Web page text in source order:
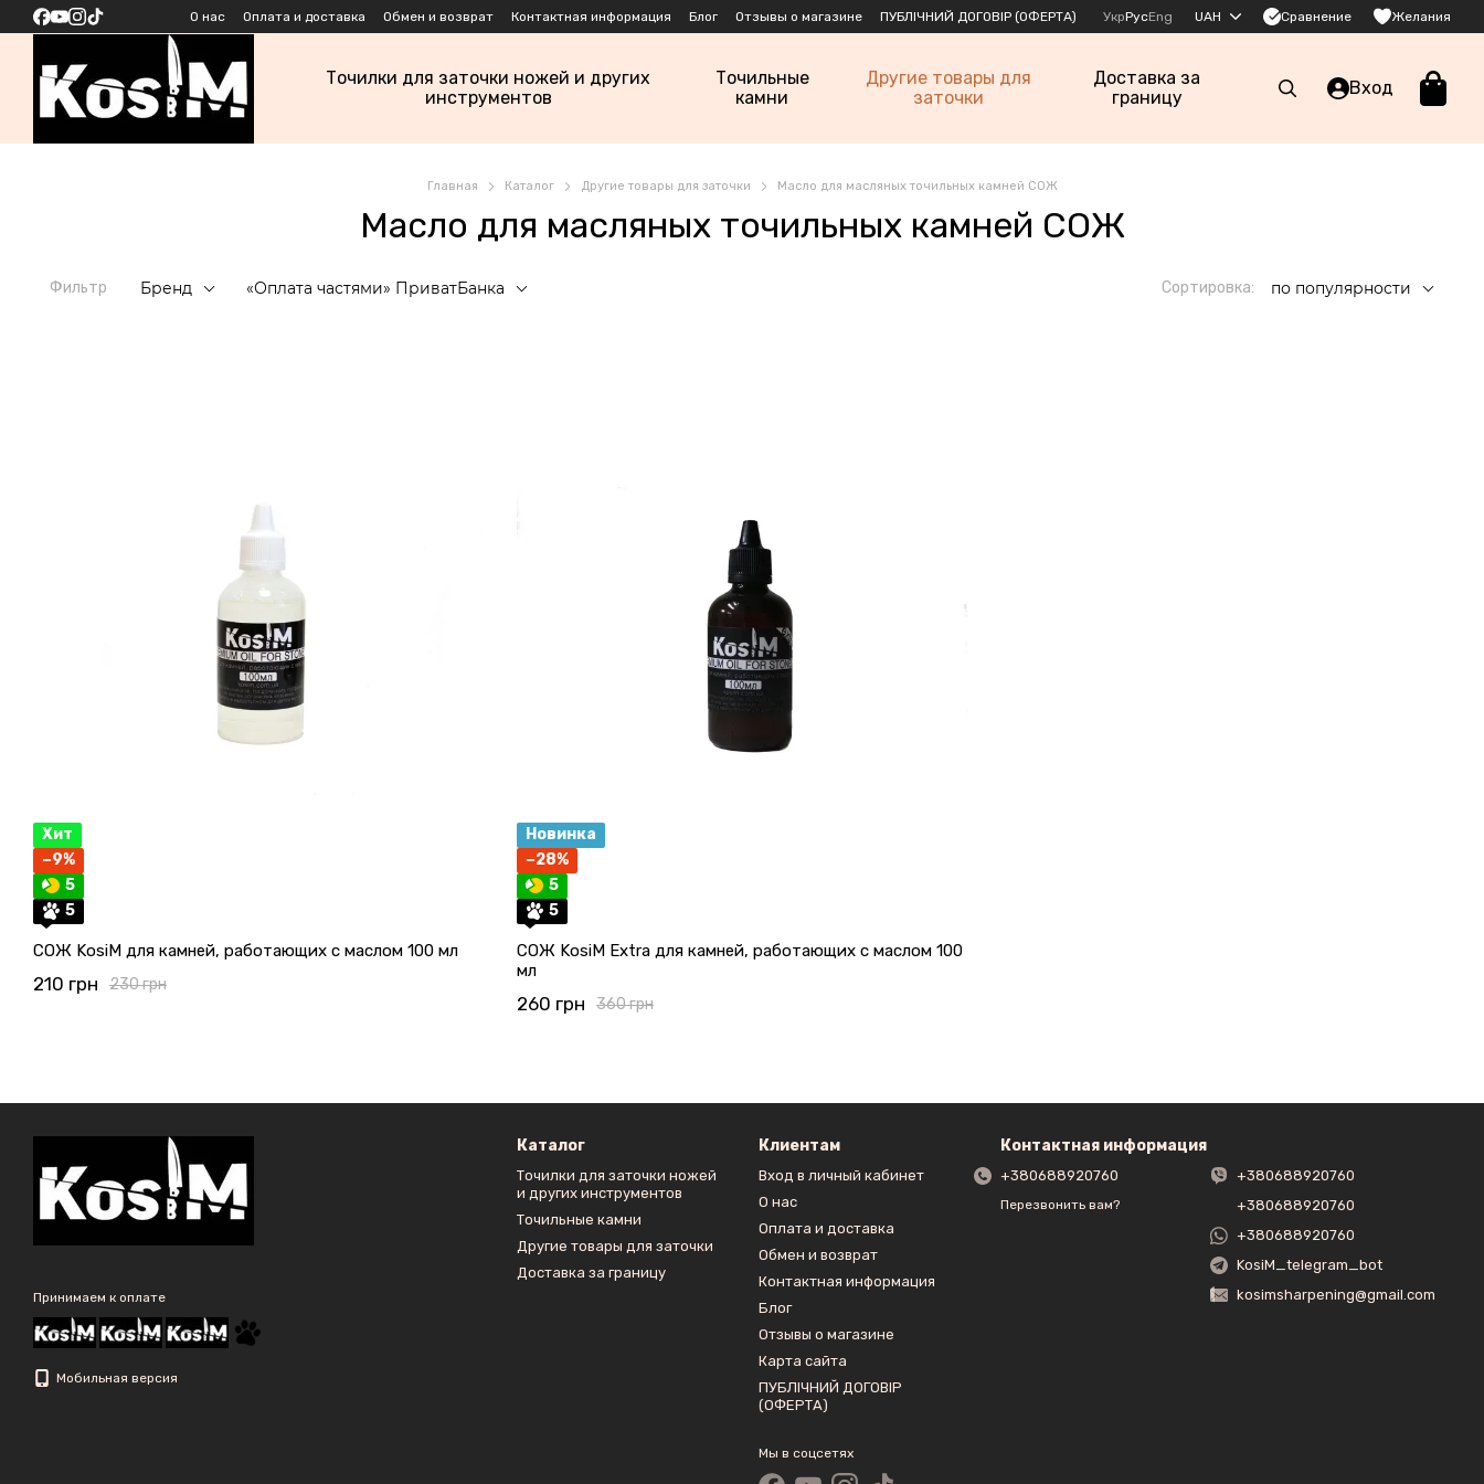
Перейти к основному контенту
О нас Оплата и доставка Обмен и возврат Контактная информация Блог Отзывы о магазине ПУБЛІЧНИЙ ДОГОВІР (ОФЕРТА) УкрРусEng UAH Сравнение Желания
Точилки для заточки ножей и других
инструментов
Точильные
камни
Другие товары для
заточки
Доставка за
границу
Вход
Главная Каталог Другие товары для заточки Масло для масляных точильных камней СОЖ
Масло для масляных точильных камней СОЖ
Фильтр Бренд «Оплата частями» ПриватБанка Сортировка: по популярности
Хит
−9%
5
5
СОЖ KosiM для камней, работающих с маслом 100 мл
230 грн
210 грн
Новинка
−28%
5
5
СОЖ KosiM Extra для камней, работающих с маслом 100
мл
360 грн
260 грн
Принимаем к оплате
Мобильная версия
Каталог
Точилки для заточки ножей
и других инструментов
Точильные камни
Другие товары для заточки
Доставка за границу
Клиентам
Вход в личный кабинет
О нас
Оплата и доставка
Обмен и возврат
Контактная информация
Блог
Отзывы о магазине
Карта сайта
ПУБЛІЧНИЙ ДОГОВІР
(ОФЕРТА)
Мы в соцсетях
Контактная информация
+380688920760
Перезвонить вам?
+380688920760
+380688920760
+380688920760
KosiM_telegram_bot
kosimsharpening@gmail.com